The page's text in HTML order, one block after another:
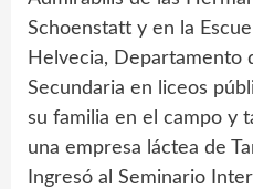
Schoenstatt y en la
Helvecia, Departamento
Secundaria en liceos
su familia en el campo y
una empresa láctea de
Ingresó al Seminario